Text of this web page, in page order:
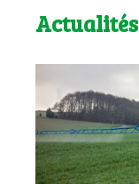
Actualités